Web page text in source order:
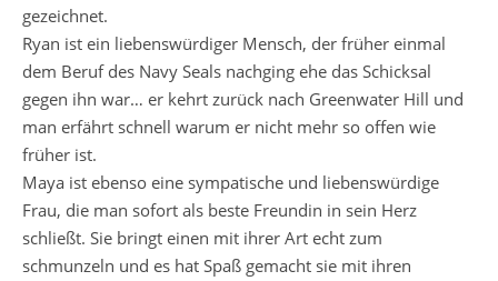
gezeichnet.
Ryan ist ein liebenswürdiger Mensch, der früher einmal
dem Beruf des Navy Seals nachging ehe das Schicksal
gegen ihn war… er kehrt zurück nach Greenwater Hill und
man erfährt schnell warum er nicht mehr so offen wie
früher ist.
Maya ist ebenso eine sympatische und liebenswürdige
Frau, die man sofort als beste Freundin in sein Herz
schließt. Sie bringt einen mit ihrer Art echt zum
schmunzeln und es hat Spaß gemacht sie mit ihren